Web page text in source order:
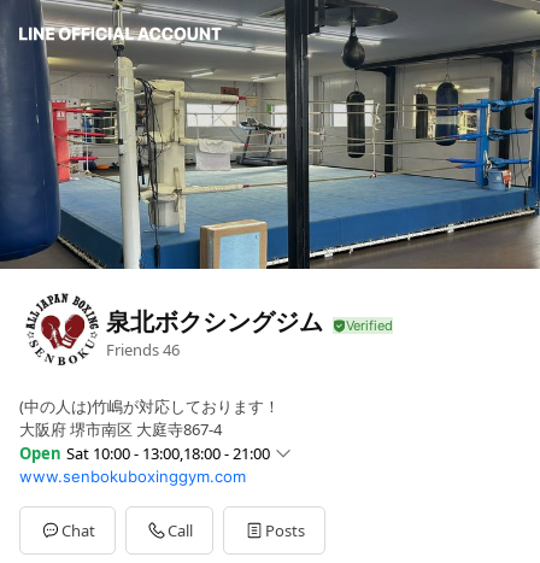
泉北ボクシングジム
Friends46
(中の人は)竹嶋が対応しております！
大阪府 堺市南区 大庭寺867-4
Open Sat 10:00 - 13:00,18:00 - 21:00
Sun10:00 - 13:00
Mon16:00 - 22:00
Tue10:00 - 22:00
Wed10:00 - 22:00
www.senbokuboxinggym.com
Chat Call Posts